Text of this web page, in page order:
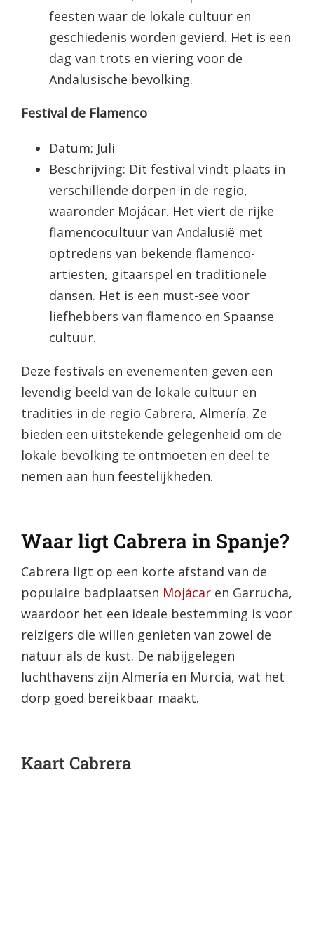
feesten waar de lokale cultuur en
geschiedenis worden gevierd. Het is een
dag van trots en viering voor de
Andalusische bevolking.
Festival de Flamenco
Datum: Juli
Beschrijving: Dit festival vindt plaats in
verschillende dorpen in de regio,
waaronder Mojácar. Het viert de rijke
flamencocultuur van Andalusië met
optredens van bekende flamenco-
artiesten, gitaarspel en traditionele
dansen. Het is een must-see voor
liefhebbers van flamenco en Spaanse
cultuur.
Deze festivals en evenementen geven een
levendig beeld van de lokale cultuur en
tradities in de regio Cabrera, Almería. Ze
bieden een uitstekende gelegenheid om de
lokale bevolking te ontmoeten en deel te
nemen aan hun feestelijkheden.
Waar ligt Cabrera in Spanje?
Cabrera ligt op een korte afstand van de
populaire badplaatsen Mojácaren Garrucha,
waardoor het een ideale bestemming is voor
reizigers die willen genieten van zowel de
natuur als de kust. De nabijgelegen
luchthavens zijn Almería en Murcia, wat het
dorp goed bereikbaar maakt.
Kaart Cabrera